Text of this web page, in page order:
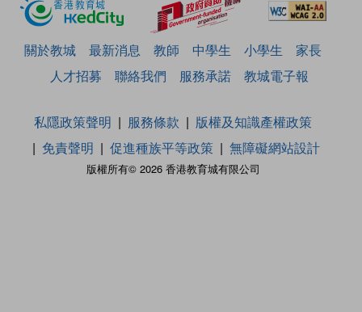
關於教城 最新消息 教師 中學生 小學生
家長
人才招募
聯絡我們 服務承諾 教城電子報
版權所有© 2026 香港教育城有限公司
私隱政策聲明 服務條款
版權及知識產權政策
免責聲明
促進種族平等政策 無障礙網站設計